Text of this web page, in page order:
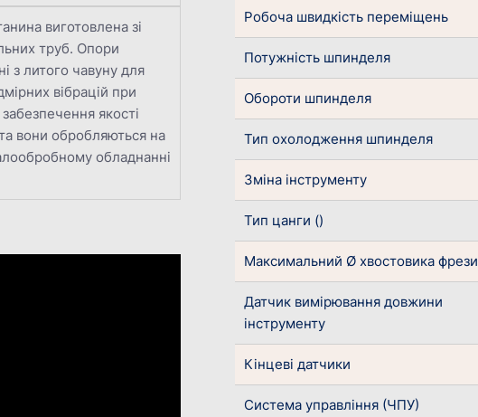
виготовлена зі
труб. Опори
з литого чавуну для
вібрацій при
якості
вони обробляються на
обладнанні
Робоча швидкість переміщень
Потужність шпинделя
Обороти шпинделя
Тип охолодження шпинделя
Зміна інструменту
Тип цанги ()
Максимальний Ø хвостовика фрези
Датчик вимірювання довжини
інструменту
Кінцеві датчики
Система управління (ЧПУ)